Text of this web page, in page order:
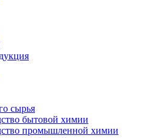
сырья
бытовой химии
промышленной химии